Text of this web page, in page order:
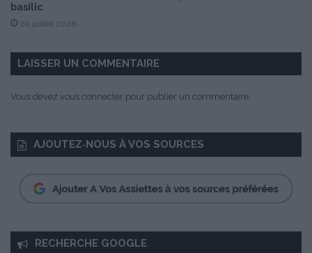
e
L
l
l
basilic
20 juillet 2026
LAISSER UN COMMENTAIRE
Vous devez vous connecter pour publier un commentaire.
AJOUTEZ‑NOUS À VOS SOURCES
RECHERCHE GOOGLE